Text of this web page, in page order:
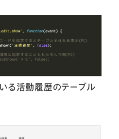
る活動履歴のテーブル